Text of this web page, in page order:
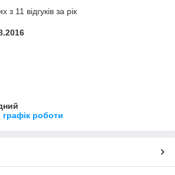
з 11 відгуків за рік
роботи